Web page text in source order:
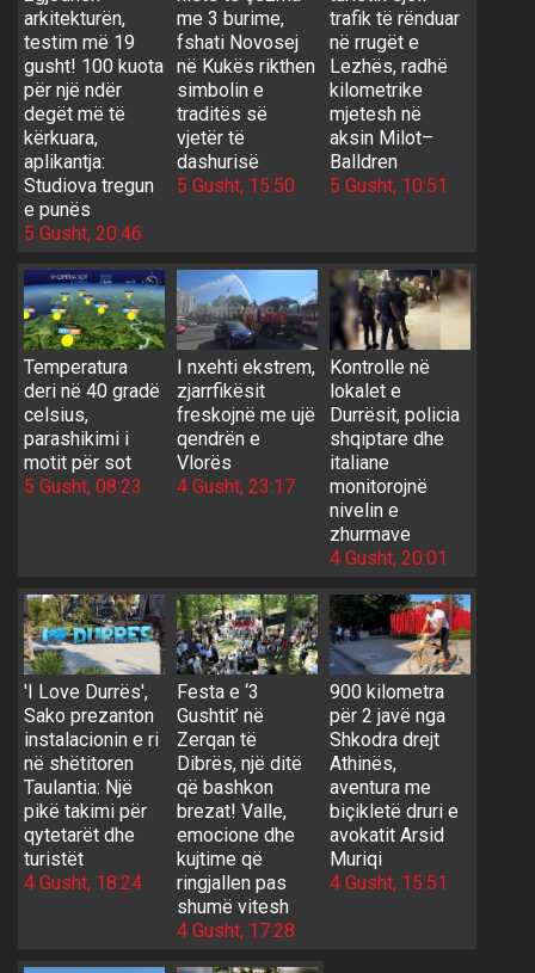
arkitekturën,
testim më 19
gusht! 100 kuota
për një ndër
degët më të
kërkuara,
aplikantja:
Studiova tregun
e punës
5 Gusht, 20:46
me 3 burime,
fshati Novosej
në Kukës rikthen
simbolin e
traditës së
vjetër të
dashurisë
5 Gusht, 15:50
trafik të rënduar
në rrugët e
Lezhës, radhë
kilometrike
mjetesh në
aksin Milot–
Balldren
5 Gusht, 10:51
Temperatura
deri në 40 gradë
celsius,
parashikimi i
motit për sot
5 Gusht, 08:23
I nxehti ekstrem,
zjarrfikësit
freskojnë me ujë
qendrën e
Vlorës
4 Gusht, 23:17
Kontrolle në
lokalet e
Durrësit, policia
shqiptare dhe
italiane
monitorojnë
nivelin e
zhurmave
4 Gusht, 20:01
'I Love Durrës',
Sako prezanton
instalacionin e ri
në shëtitoren
Taulantia: Një
pikë takimi për
qytetarët dhe
turistët
4 Gusht, 18:24
Festa e ‘3
Gushtit’ në
Zerqan të
Dibrës, një ditë
që bashkon
brezat! Valle,
emocione dhe
kujtime që
ringjallen pas
shumë vitesh
4 Gusht, 17:28
900 kilometra
për 2 javë nga
Shkodra drejt
Athinës,
aventura me
biçikletë druri e
avokatit Arsid
Muriqi
4 Gusht, 15:51